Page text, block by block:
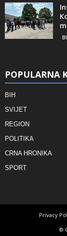
POPULARNA
BIH
SVIJET
REGION
POLITIKA
CRNA HRONIKA
SPORT
Privacy
©